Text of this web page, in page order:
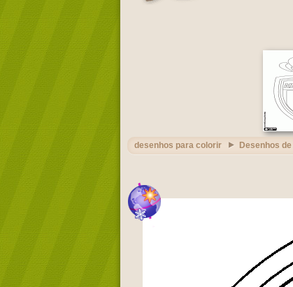
desenhos para colorir Desenhos